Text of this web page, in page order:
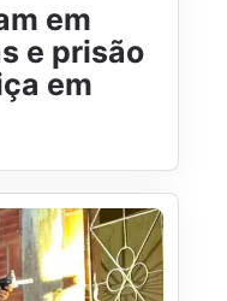
em
e prisão
em